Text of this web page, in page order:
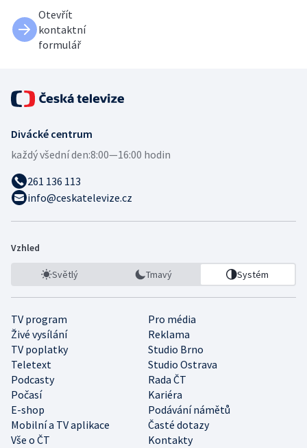
Otevřít
kontaktní
formulář
Divácké centrum
každý všední den:8:00—16:00 hodin
261 136 113
info@ceskatelevize.cz
Vzhled
Světlý Tmavý Systém
TV program
Pro média
Živé vysílání
Reklama
TV poplatky
Studio Brno
Teletext
Studio Ostrava
Podcasty
Rada ČT
Počasí
Kariéra
E-shop
Podávání námětů
Mobilní a TV aplikace
Časté dotazy
Vše o ČT
Kontakty